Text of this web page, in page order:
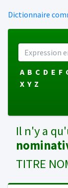
Dictionnaire
A B C D E F
X Y Z
Il n'y a
TITRE